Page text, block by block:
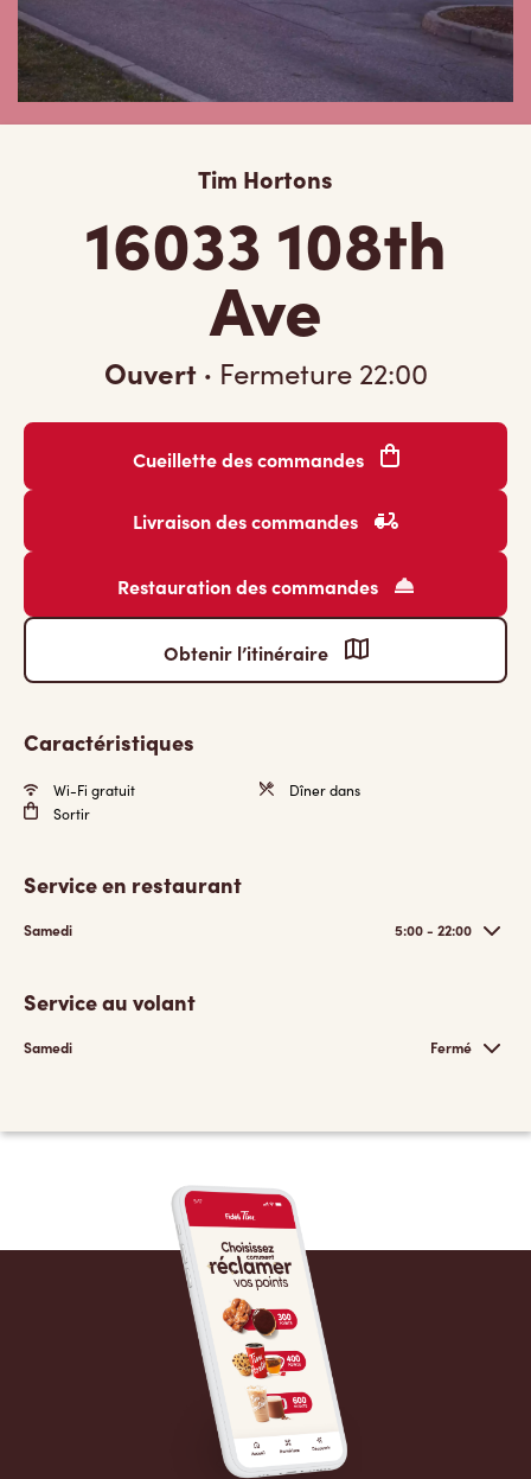
Tim Hortons
16033 108th
Ave
Ouvert · Fermeture 22:00
Cueillette des commandes
Livraison des commandes
Restauration des commandes
Obtenir l’itinéraire
Caractéristiques
Wi-Fi gratuit
Dîner dans
Sortir
Service en restaurant
Samedi 5:00 - 22:00
Service au volant
Samedi Fermé